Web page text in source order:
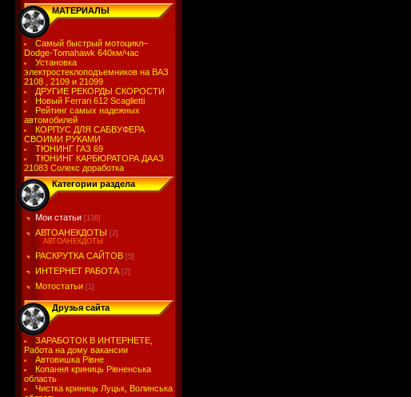
МАТЕРИАЛЫ
Самый быстрый мотоцикл–
Dodge-Tomahawk 640км/час
Установка
электростеклоподъемников на ВАЗ
2108 , 2109 и 21099
ДРУГИЕ РЕКОРДЫ СКОРОСТИ
Новый Ferrari 612 Scaglietti
Рейтинг самых надежных
автомобилей
КОРПУС ДЛЯ САБВУФЕРА
СВОИМИ РУКАМИ
ТЮНИНГ ГАЗ 69
ТЮНИНГ КАРБЮРАТОРА ДААЗ
21083 Солекс доработка
Категории раздела
Мои статьи [138]
АВТОАНЕКДОТЫ [2]
АВТОАНЕКДОТЫ
РАСКРУТКА САЙТОВ [5]
ИНТЕРНЕТ РАБОТА [2]
Мотостатьи [1]
Друзья сайта
ЗАРАБОТОК В ИНТЕРНЕТЕ,
Работа на дому вакансии
Автовишка Рівне
Копання криниць Рівненська
область
Чистка криниць Луцьк, Волинська